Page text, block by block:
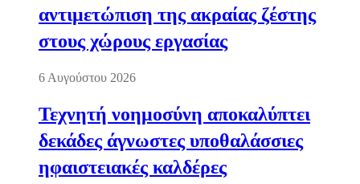
αντιμετώπιση της ακραίας ζέστης
στους χώρους εργασίας
6 Αυγούστου 2026
Τεχνητή νοημοσύνη αποκαλύπτει
δεκάδες άγνωστες υποθαλάσσιες
ηφαιστειακές καλδέρες